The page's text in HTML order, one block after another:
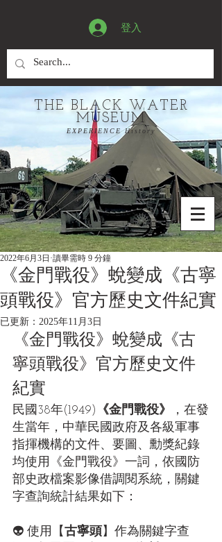
登入
THE BLACK WATER
MUSEUM
EXPERIENCE History
《金門戰役》蛻變成《古寧
頭戰役》官方歷史文件紀實
2022年6月3日 讀畢需時 9 分鐘
已更新： 2025年11月3日
《金門戰役》蛻變成《古
寧頭戰役》官方歷史文件
紀實
民國38年(1949) 《金門戰役》
，在發
生當年，中華民國政府及各級軍事
指揮機構的文件、要圖、勳獎紀錄
均使用《金門戰役》一詞，依國防
部史政檔案影像借調閱系統，關鍵
字查詢統計結果如下：
👽 使用【古寧頭】作為關鍵字查